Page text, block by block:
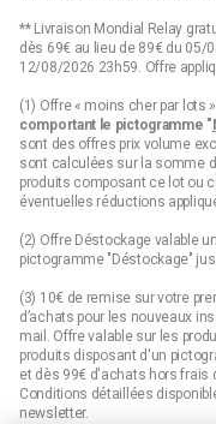
** Livraison Mondial Relay
dès 69€ au lieu de 89€ du 05/
12/08/2026 23h59. Offre
(1) Offre « moins cher par lots
comportant le pictogramme "
sont des offres prix volume
sont calculées sur la somme
produits composant ce lot ou
éventuelles réductions
(2) Offre Déstockage valable
pictogramme "Déstockage"
(3) 10€ de remise sur votre
d’achats pour les nouveaux
mail. Offre valable sur les
produits disposant d'un
et dès 99€ d'achats hors frais
Conditions détaillées
newsletter.